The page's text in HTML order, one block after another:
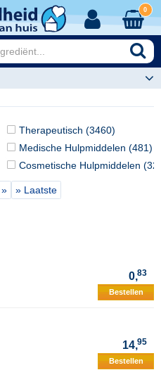
0
Therapeutisch (3460)
Medische Hulpmiddelen (481)
Cosmetische Hulpmiddelen (32)
» » Laatste
0,83
Bestellen
14,95
Bestellen